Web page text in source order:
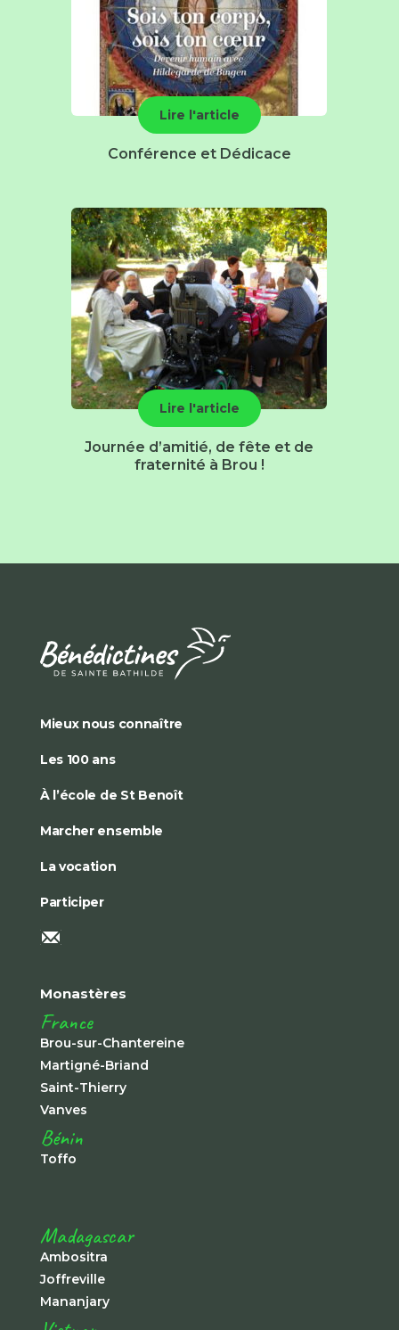
Lire l'article
Conférence et Dédicace
Lire l'article
Journée d’amitié, de fête et de
fraternité à Brou !
Mieux nous connaître
Les 100 ans
À l’école de St Benoît
Marcher ensemble
La vocation
Participer
Monastères
France
Brou-sur-Chantereine
Martigné-Briand
Saint-Thierry
Vanves
Bénin
Toffo
Madagascar
Ambositra
Joffreville
Mananjary